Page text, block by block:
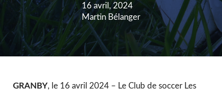
16 avril, 2024
Martin Bélanger
GRANBY, le 16 avril 2024 – Le Club de soccer Les